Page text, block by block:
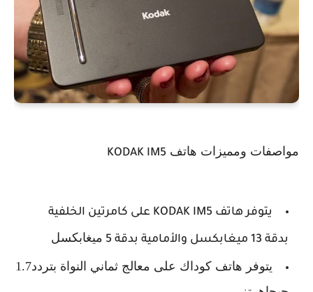
مواصفات ومميزات هاتف KODAK IM5
يتوفر هاتف KODAK IM5 على كامرتين الخلفية
بدقة 13 ميغابكسل والأمامية بدقة 5 ميغابكسل
يتوفر هاتف كوداك على معالج ثماني النواة بتردد1.7